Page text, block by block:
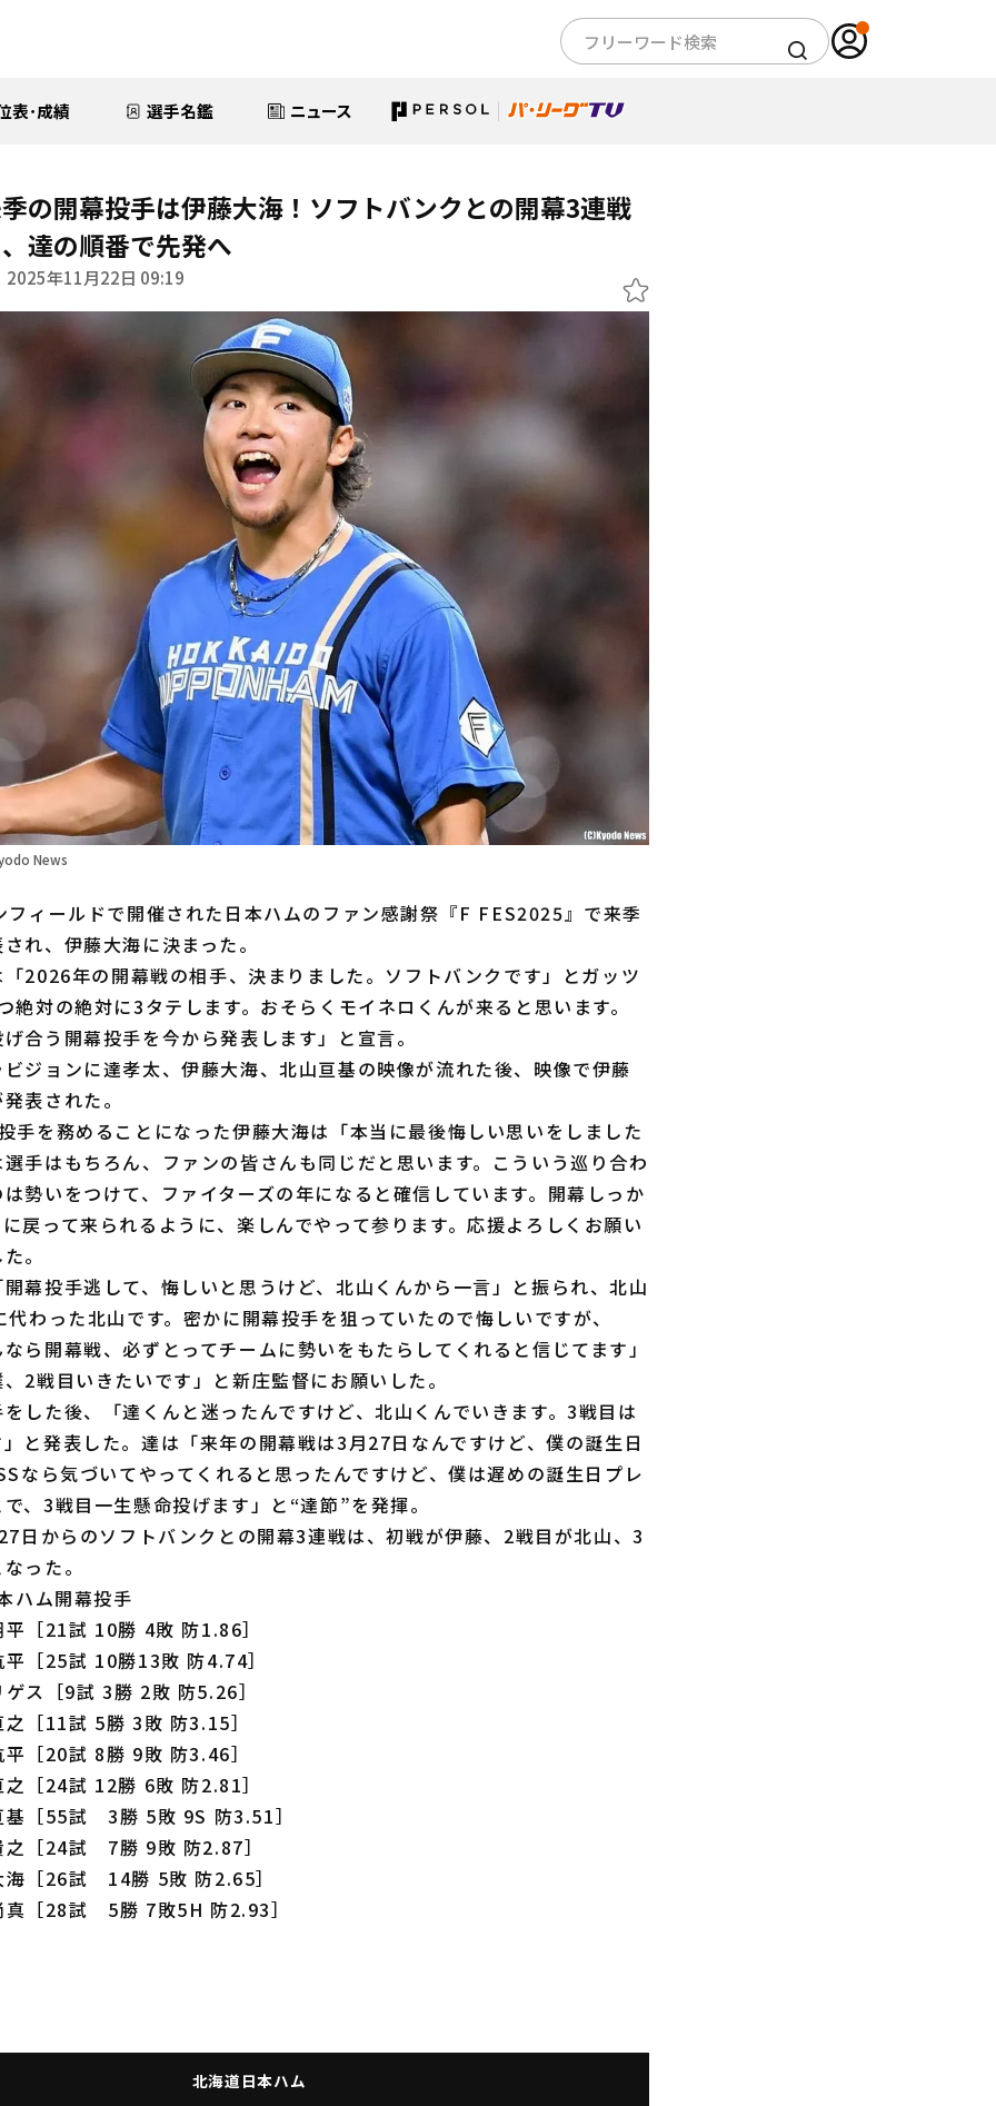
表･成績 選手名鑑 ニュース
の開幕投手は伊藤大海！ソフトバンクとの開幕3連戦
達の順番で先発へ
2025年11月22日 09:19
News
ィールドで開催された日本ハムのファン感謝祭『F FES2025』で来季
れ、伊藤大海に決まった。
2026年の開幕戦の相手、決まりました。ソフトバンクです」とガッツ
絶対の絶対に3タテします。おそらくモイネロくんが来ると思います。
合う開幕投手を今から発表します」と宣言。
ジョンに達孝太、伊藤大海、北山亘基の映像が流れた後、映像で伊藤
表された。
を務めることになった伊藤大海は「本当に最後悔しい思いをしました
手はもちろん、ファンの皆さんも同じだと思います。こういう巡り合わ
勢いをつけて、ファイターズの年になると確信しています。開幕しっか
戻って来られるように、楽しんでやって参ります。応援よろしくお願い
。
幕投手逃して、悔しいと思うけど、北山くんから一言」と振られ、北山
わった北山です。密かに開幕投手を狙っていたので悔しいですが、
ら開幕戦、必ずとってチームに勢いをもたらしてくれると信じてます」
2戦目いきたいです」と新庄監督にお願いした。
た後、「達くんと迷ったんですけど、北山くんでいきます。3戦目は
と発表した。達は「来年の開幕戦は3月27日なんですけど、僕の誕生日
なら気づいてやってくれると思ったんですけど、僕は遅めの誕生日プレ
、3戦目一生懸命投げます」と“達節”を発揮。
からのソフトバンクとの開幕3連戦は、初戦が伊藤、2戦目が北山、3
った。
ハム開幕投手
［21試 10勝 4敗 防1.86］
［25試 10勝13敗 防4.74］
ス［9試 3勝 2敗 防5.26］
［11試 5勝 3敗 防3.15］
［20試 8勝 9敗 防3.46］
［24試 12勝 6敗 防2.81］
［55試 3勝 5敗 9S 防3.51］
［24試 7勝 9敗 防2.87］
［26試 14勝 5敗 防2.65］
［28試 5勝 7敗5H 防2.93］
北海道日本ハム